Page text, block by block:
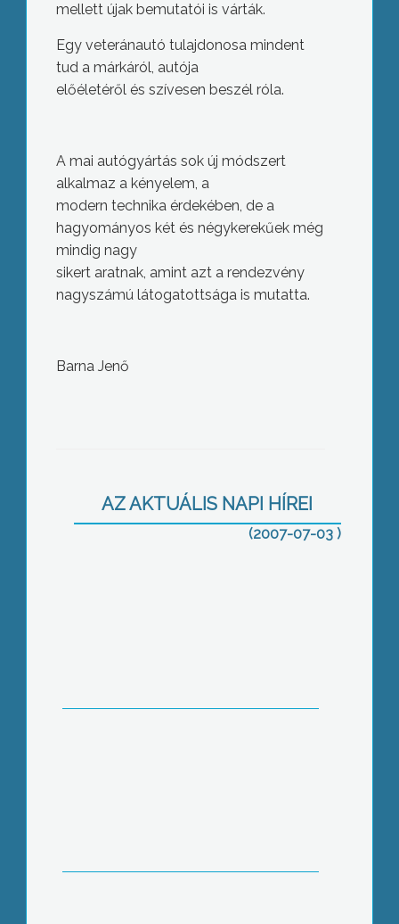
mellett újak bemutatói is várták.
Egy veteránautó tulajdonosa mindent
tud a márkáról, autója
előéletéről és szívesen beszél róla.
A mai autógyártás sok új módszert
alkalmaz a kényelem, a
modern technika érdekében, de a
hagyományos két és négykerekűek még
mindig nagy
sikert aratnak, amint azt a rendezvény
nagyszámú látogatottsága is mutatta.
Barna Jenő
AZ AKTUÁLIS NAPI HÍREI
(2007-07-03 )